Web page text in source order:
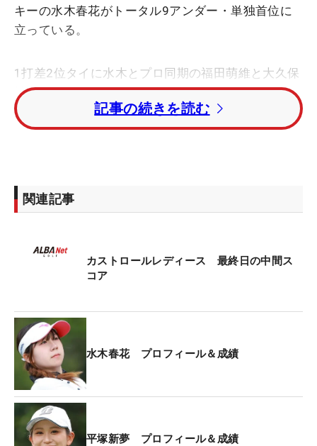
キーの水木春花がトータル9アンダー・単独首位に
立っている。
1打差2位タイに水木とプロ同期の福田萌維と大久保
柚季。2打差4位タイには宮澤美咲、ともにルーキー
の平塚新夢、西澤歩未が続いている。
ータル4アンダー・13位タイにつけている。
が贈られる。
記事の続きを読む
関連記事
カストロールレディース 最終日の中間ス
コア
水木春花 プロフィール＆成績
平塚新夢 プロフィール＆成績